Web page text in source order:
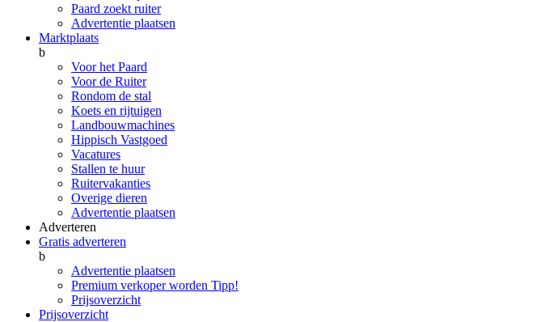
Paard zoekt ruiter
Advertentie plaatsen
Marktplaats
b
Voor het Paard
Voor de Ruiter
Rondom de stal
Koets en rijtuigen
Landbouwmachines
Hippisch Vastgoed
Vacatures
Stallen te huur
Ruitervakanties
Overige dieren
Advertentie plaatsen
Adverteren
Gratis adverteren
b
Advertentie plaatsen
Premium verkoper worden Tipp!
Prijsoverzicht
Prijsoverzicht